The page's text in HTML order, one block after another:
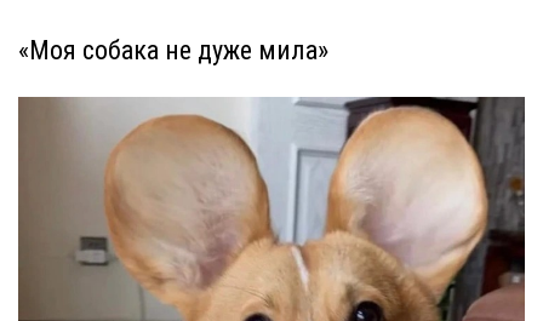
«Моя собака не дуже мила»